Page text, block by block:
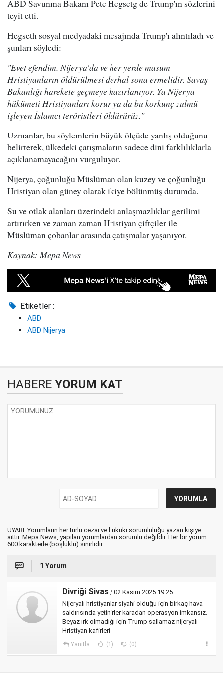
ABD Savunma Bakanı Pete Hegsetg de Trump'ın sözlerini
teyit etti.
Hegseth sosyal medyadaki mesajında Trump'ı alıntıladı ve
şunları söyledi:
"Evet efendim. Nijerya'da ve her yerde masum
Hristiyanların öldürülmesi derhal sona ermelidir. Savaş
Bakanlığı harekete geçmeye hazırlanıyor. Ya Nijerya
hükümeti Hristiyanları korur ya da bu korkunç zulmü
işleyen İslamcı teröristleri öldürürüz."
Uzmanlar, bu söylemlerin büyük ölçüde yanlış olduğunu
belirterek, ülkedeki çatışmaların sadece dini farklılıklarla
açıklanamayacağını vurguluyor.
Nijerya, çoğunluğu Müslüman olan kuzey ve çoğunluğu
Hristiyan olan güney olarak ikiye bölünmüş durumda.
Su ve otlak alanları üzerindeki anlaşmazlıklar gerilimi
artırırken ve zaman zaman Hristiyan çiftçiler ile
Müslüman çobanlar arasında çatışmalar yaşanıyor.
Kaynak: Mepa News
Etiketler :
ABD
ABD Nijerya
HABERE YORUM KAT
UYARI: Yorumların her türlü cezai ve hukuki sorumluluğu yazan kişiye
aittir. Mepa News, yapılan yorumlardan sorumlu değildir. Her bir yorum
600 karakterle (boşluklu) sınırlıdır.
1 Yorum
Divriği Sivas / 02 Kasım 2025 19:25
Nijeryalı hristiyanlar siyahi olduğu için birkaç hava
saldırısında yetinirler karadan operasyon imkansız.
Beyaz ırk olmadığı için Trump sallamaz nijeryalı
Hristiyan kafirleri
Yanıtla (1) (0)